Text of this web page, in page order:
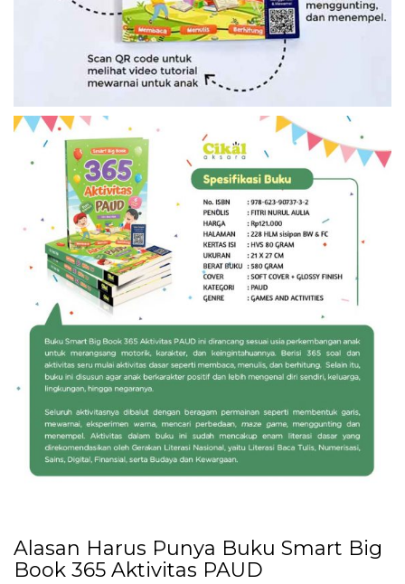
Alasan Harus Punya Buku Smart Big
Book 365 Aktivitas PAUD